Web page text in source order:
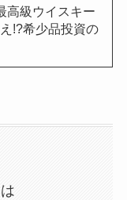
高級ウイスキー
!?希少品投資の